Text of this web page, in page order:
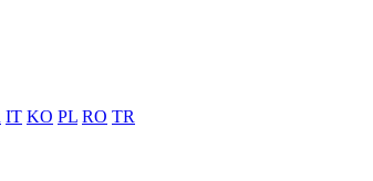
IT KO PL RO TR